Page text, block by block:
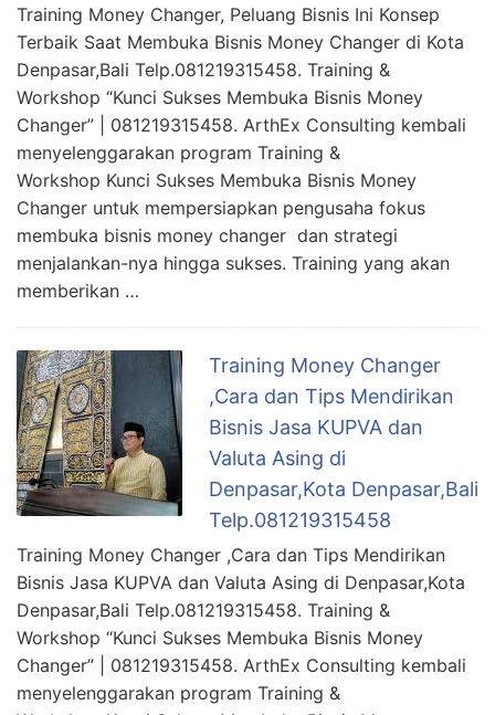
Training Money Changer, Peluang Bisnis Ini Konsep
Terbaik Saat Membuka Bisnis Money Changer di Kota
Denpasar,Bali Telp.081219315458. Training &
Workshop “Kunci Sukses Membuka Bisnis Money
Changer” | 081219315458. ArthEx Consulting kembali
menyelenggarakan program Training &
Workshop Kunci Sukses Membuka Bisnis Money
Changer untuk mempersiapkan pengusaha fokus
membuka bisnis money changer dan strategi
menjalankan-nya hingga sukses. Training yang akan
memberikan …
Training Money Changer
,Cara dan Tips Mendirikan
Bisnis Jasa KUPVA dan
Valuta Asing di
Denpasar,Kota Denpasar,Bali
Telp.081219315458
Training Money Changer ,Cara dan Tips Mendirikan
Bisnis Jasa KUPVA dan Valuta Asing di Denpasar,Kota
Denpasar,Bali Telp.081219315458. Training &
Workshop “Kunci Sukses Membuka Bisnis Money
Changer” | 081219315458. ArthEx Consulting kembali
menyelenggarakan program Training &